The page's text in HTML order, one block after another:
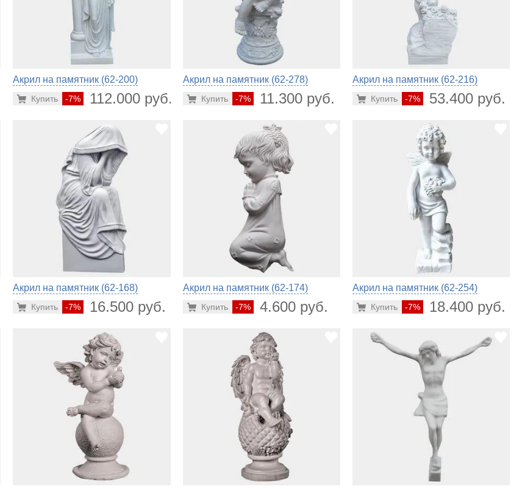
Акрил на памятник (62-200)
-7% 112.000 руб.
Купить
Акрил на памятник (62-278)
-7% 11.300 руб.
Купить
Акрил на памятник (62-216)
-7% 53.400 руб.
Купить
Акрил на памятник (62-168)
-7% 16.500 руб.
Купить
Акрил на памятник (62-174)
-7% 4.600 руб.
Купить
Акрил на памятник (62-254)
-7% 18.400 руб.
Купить